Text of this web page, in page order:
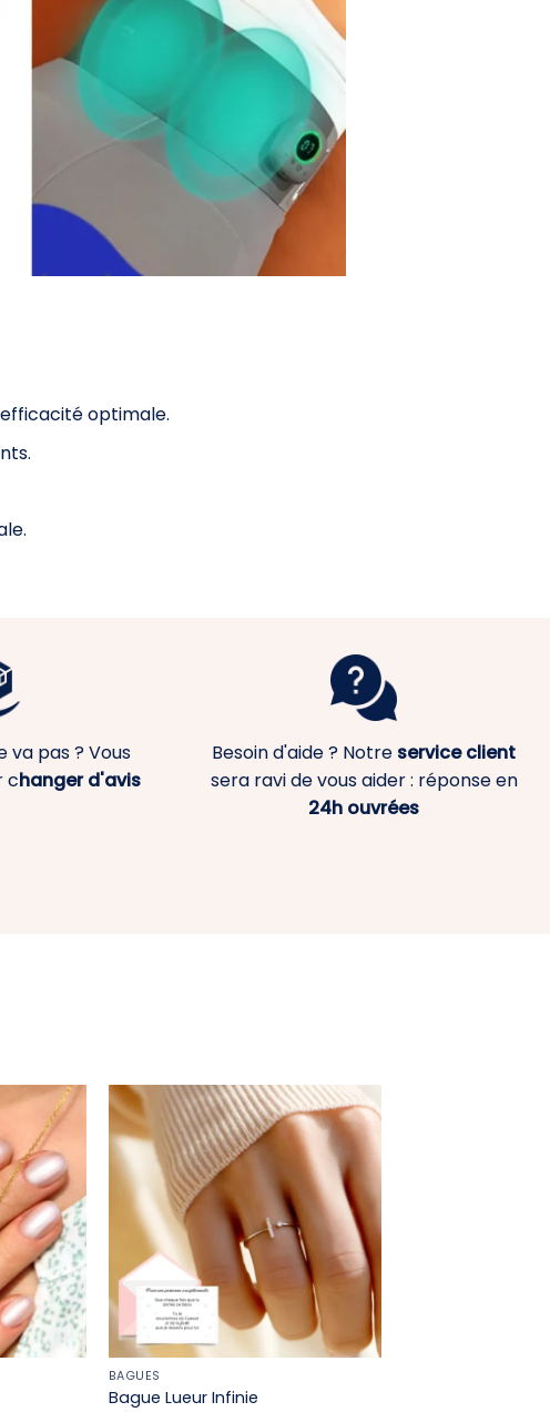
optimale.
va pas ? Vous
changer d'avis
Besoin d'aide ? Notre service client
sera ravi de vous aider : réponse en
24h ouvrées
BAGUES
Bague Lueur Infinie